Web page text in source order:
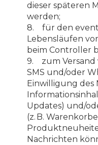
dieser späteren
werden;
8. für den
Lebensläufen
beim Controller
9. zum Versand
SMS und/oder
Einwilligung des
Updates) und/
(z. B.
Nachrichten